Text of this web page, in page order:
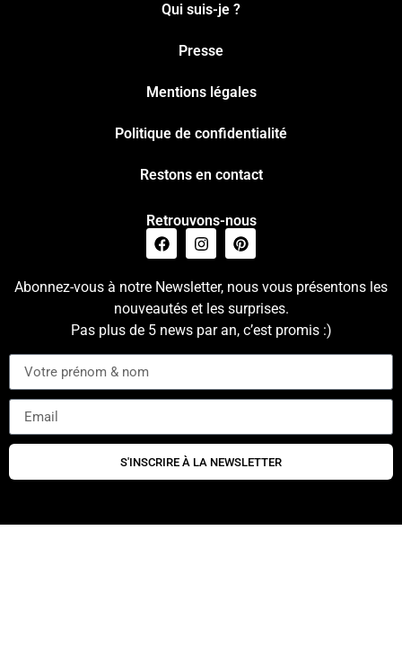
Qui suis-je ?
Presse
Mentions légales
Politique de confidentialité
Restons en contact
Retrouvons-nous
Abonnez-vous à notre Newsletter, nous vous présentons les
nouveautés et les surprises.
Pas plus de 5 news par an, c’est promis :)
S'INSCRIRE À LA NEWSLETTER